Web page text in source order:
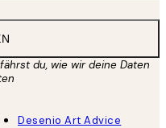
du, wie wir deine Daten
Desenio Art Advice